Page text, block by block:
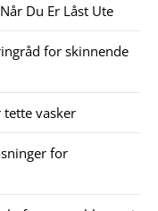
Du Er Låst Ute
for skinnende
tette vasker
for